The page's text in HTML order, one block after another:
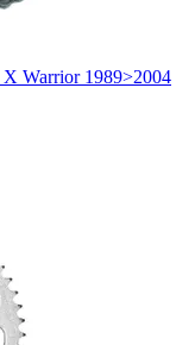
Warrior 1989>2004